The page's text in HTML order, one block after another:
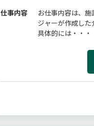
仕事内容
お仕事内容は、
ジャーが作成した
具体的には・・